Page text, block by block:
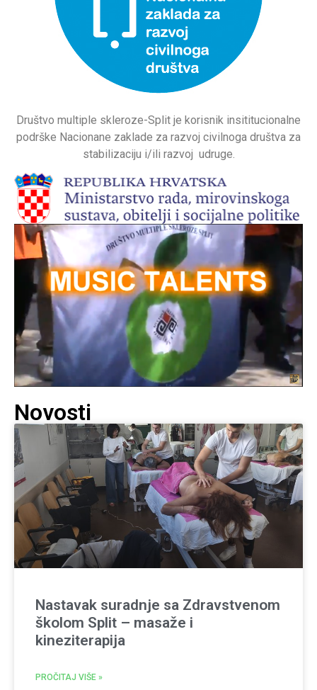
Društvo multiple skleroze-Split je korisnik insititucionalne
podrške Nacionane zaklade za razvoj civilnoga društva za
stabilizaciju i/ili razvoj udruge.
Novosti
Nastavak suradnje sa Zdravstvenom
školom Split – masaže i
kineziterapija
PROČITAJ VIŠE »